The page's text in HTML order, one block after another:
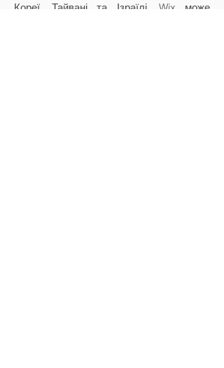
Кореї, Тайвані та Ізраїлі. Wix може